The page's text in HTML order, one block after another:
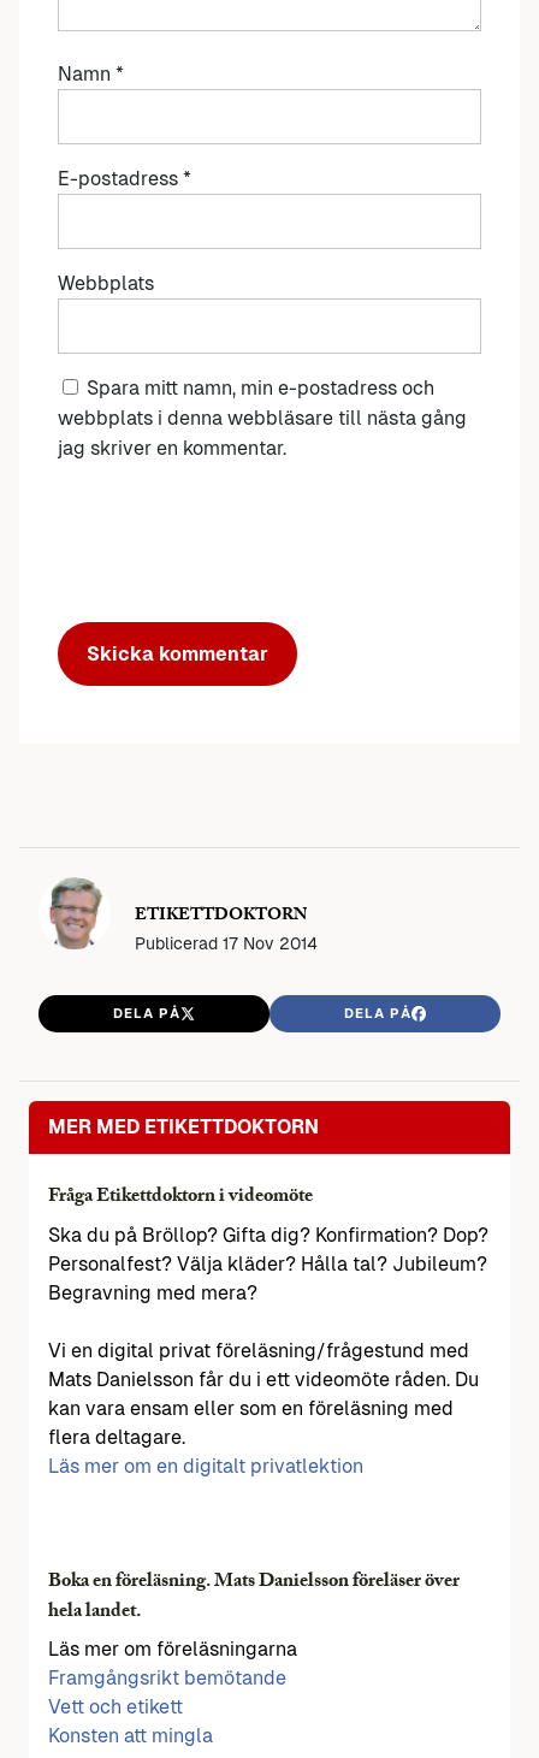
Namn *
E-postadress *
Webbplats
Spara mitt namn, min e-postadress och
webbplats i denna webbläsare till nästa gång
jag skriver en kommentar.
ETIKETTDOKTORN
Publicerad 17 Nov 2014
DELA PÅ DELA PÅ
MER MED ETIKETTDOKTORN
Fråga Etikettdoktorn i videomöte
Ska du på Bröllop? Gifta dig? Konfirmation? Dop?
Personalfest? Välja kläder? Hålla tal? Jubileum?
Begravning med mera?
Vi en digital privat föreläsning/frågestund med
Mats Danielsson får du i ett videomöte råden. Du
kan vara ensam eller som en föreläsning med
flera deltagare.
Läs mer om en digitalt privatlektion
Boka en föreläsning. Mats Danielsson föreläser över
hela landet.
Läs mer om föreläsningarna
Framgångsrikt bemötande
Vett och etikett
Konsten att mingla